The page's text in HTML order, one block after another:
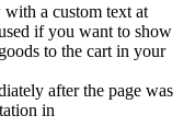
a custom text at
if you want to show
to the cart in your
after the page was
in